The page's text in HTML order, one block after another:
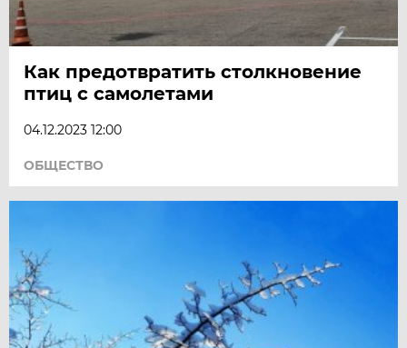
Как предотвратить столкновение
птиц с самолетами
04.12.2023 12:00
ОБЩЕСТВО